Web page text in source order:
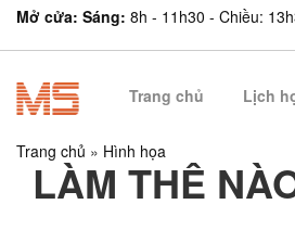
Mở cửa: Sáng: 8h - 11h30 - Chiều:
Trang chủ Lịch
Trang chủ » Hình họa
LÀM THẾ